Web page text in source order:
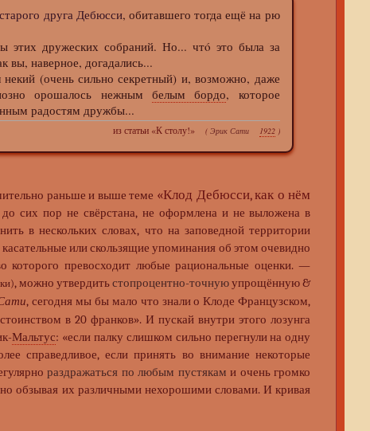
старого друга Дебюсси, обитавшего тогда ещё на рю
этих дружеских собраний. Но... чтó это была за
вы, наверное, догадались...
(очень сильно секретный) и, возможно, даже
орошалось нежным белым бордо, которое
радостям дружбы...
из статьи «К столу!» ( Эрик Сати 1922)
раньше и выше теме «Клод Дебюсси, как о нём
до сих пор не свёрстана, не оформлена и не выложена в
в нескольких словах, что на заповедной территории
или скользящие упоминания об этом очевидно
превосходит любые рациональные оценки. —
, можно утвердитьстопроцентно-точнуюупрощённую &
, сегодня мы бы мало что знали о Клоде Французском,
в 20 франков». И пускай внутри этого лозунга
Мальтус: «если палку слишком сильно перегнули на одну
справедливое, если принять во внимание некоторые
раздражаться по любым пустякам и очень громко
обзывая их различными нехорошими словами. И кривая